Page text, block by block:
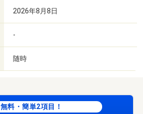
2026年8月8日
-
随時
無料・簡単2項目！